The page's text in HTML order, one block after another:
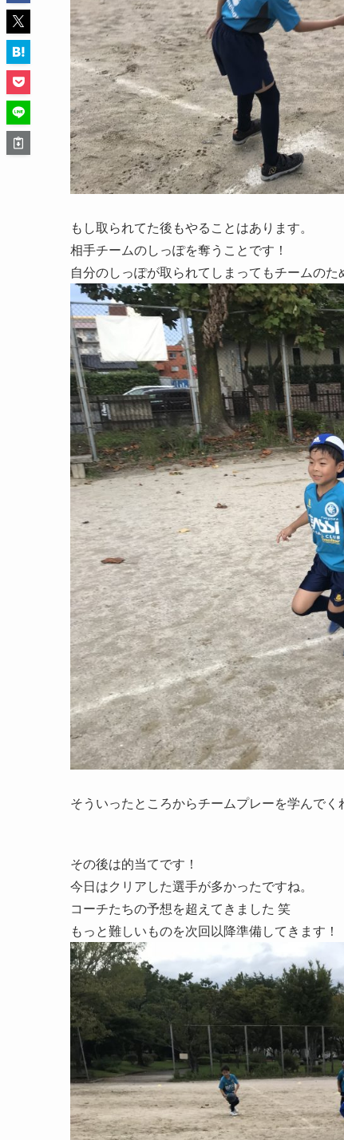
もし取られてた後もやることはあります。
相手チームのしっぽを奪うことです！
自分のしっぽが取られてしまってもチームの
そういったところからチームプレーを学んでく
その後は的当てです！
今日はクリアした選手が多かったですね。
コーチたちの予想を超えてきました 笑
もっと難しいものを次回以降準備してきます！